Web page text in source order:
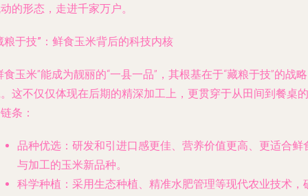
的形态，走进千家万户。
粮于技”：鲜食玉米背后的科技内核
食玉米”能成为靓丽的“一县一品”，其根基在于“藏粮于技”的战
这不仅仅体现在后期的精深加工上，更贯穿于从田间到餐桌的
条：
品种优选 ：研发和引进口感更佳、营养价值更高、更适合鲜
与加工的玉米新品种。
科学种植 ：采用生态种植、精准水肥管理等现代农业技术，